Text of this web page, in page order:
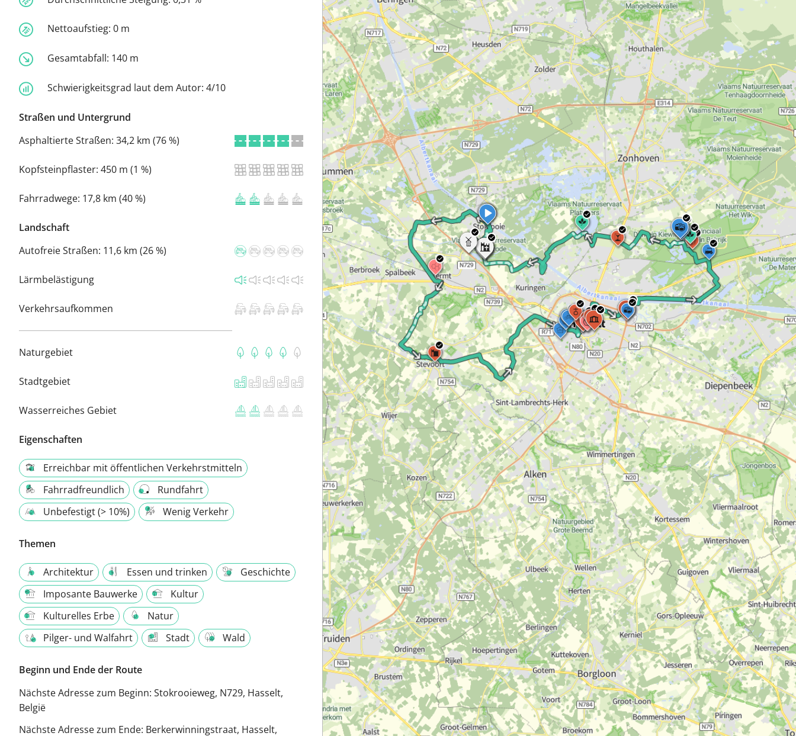
Nettoaufstieg: 0 m
Gesamtabfall: 140 m
Schwierigkeitsgrad laut dem Autor: 4/10
Straßen und Untergrund
Asphaltierte Straßen: 34,2 km (76 %)
Kopfsteinpflaster: 450 m (1 %)
Fahrradwege: 17,8 km (40 %)
Landschaft
Autofreie Straßen: 11,6 km (26 %)
Lärmbelästigung
Verkehrsaufkommen
Naturgebiet
Stadtgebiet
Wasserreiches Gebiet
Eigenschaften
Erreichbar mit öffentlichen Verkehrstmitteln
Fahrradfreundlich
Rundfahrt
Unbefestigt (> 10%)
Wenig Verkehr
Themen
Architektur Essen und trinken
Geschichte
Imposante Bauwerke
Kultur
Kulturelles Erbe
Natur
Pilger- und Walfahrt
Stadt Wald
Beginn und Ende der Route
Nächste Adresse zum Beginn: Stokrooieweg, N729, Hasselt,
België
Nächste Adresse zum Ende: Berkerwinningstraat, Hasselt,